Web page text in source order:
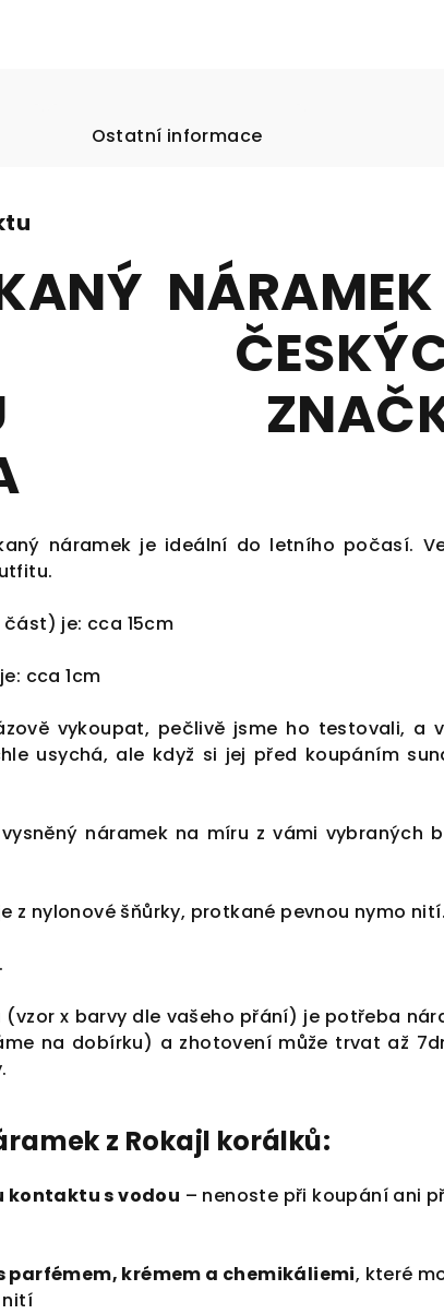
Ostatní informace
náramek je ideální do letního počasí.
je: cca 15cm
cca 1cm
vykoupat, pečlivě jsme ho testovali, a
usychá, ale když si jej před koupáním
náramek na míru z vámi vybraných
z nylonové šňůrky, protkané pevnou nymo
(vzor x barvy dle vašeho přání) je potřeba
na dobírku) a zhotovení může trvat až
z Rokajl korálků:
kontaktu s vodou – nenoste při koupání ani
krémem a chemikáliemi, které
nití